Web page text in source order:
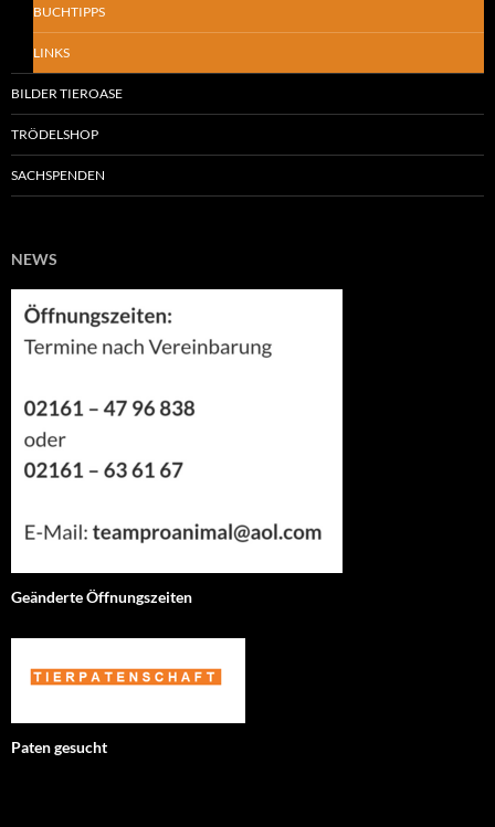
BUCHTIPPS
LINKS
BILDER TIEROASE
TRÖDELSHOP
SACHSPENDEN
NEWS
Geänderte Öffnungszeiten
Paten gesucht